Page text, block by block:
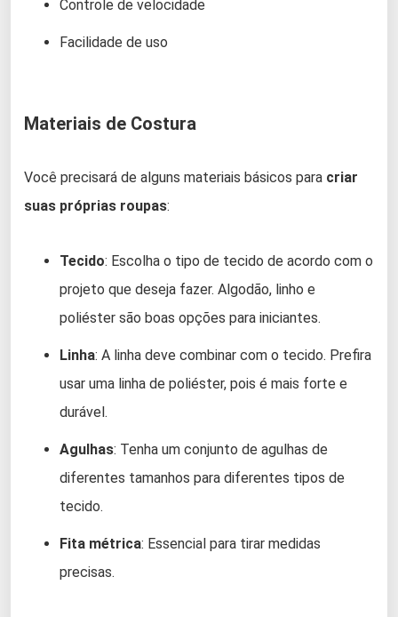
Controle de velocidade
Facilidade de uso
Materiais de Costura
Você precisará de alguns materiais básicos para criar
suas próprias roupas:
Tecido: Escolha o tipo de tecido de acordo com o
projeto que deseja fazer. Algodão, linho e
poliéster são boas opções para iniciantes.
Linha: A linha deve combinar com o tecido. Prefira
usar uma linha de poliéster, pois é mais forte e
durável.
Agulhas: Tenha um conjunto de agulhas de
diferentes tamanhos para diferentes tipos de
tecido.
Fita métrica: Essencial para tirar medidas
precisas.